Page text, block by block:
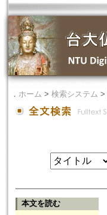
． ホーム > 検索システム >
本文を読む